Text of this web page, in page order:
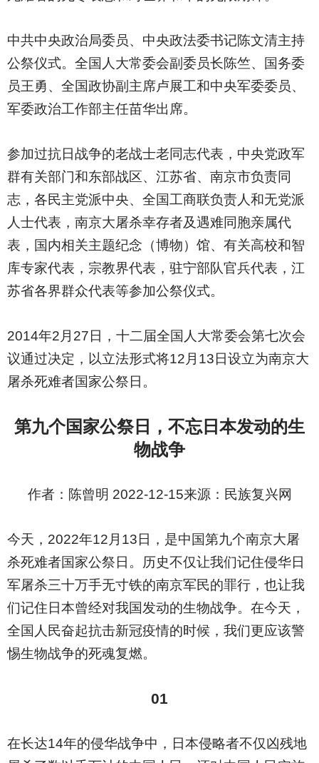
中共中央政治局委员、中央政法委书记陈文清主持
公祭仪式。全国人大常委会副委员长陈竺、国务委
员王勇、全国政协副主席卢展工和中央军委委员、
军委政治工作部主任苗华出席。
参加过抗日战争的老战士老同志代表，中央党政军
群有关部门和东部战区、江苏省、南京市负责同
志，各民主党派中央、全国工商联负责人和无党派
人士代表，南京大屠杀幸存者及遇难同胞亲属代
表，国内相关主题纪念（博物）馆、有关高校和智
库专家代表，宗教界代表，驻宁部队官兵代表，江
苏省各界群众代表等参加公祭仪式。
2014年2月27日，十二届全国人大常委会第七次会
议通过决定，以立法形式将12月13日设立为南京大
屠杀死难者国家公祭日。
第九个国家公祭日，不忘日本发动的生
物战争
作者：陈曾明 2022-12-15来源：民族复兴网
今天，2022年12月13日，是中国第九个南京大屠
杀死难者国家公祭日。历史不仅让我们记住侵华日
军屠杀三十万手无寸铁的南京军民的罪行，也让我
们记住日本曾经对我国发动的生物战争。在今天，
全国人民奋起抗击新冠疫情的时候，我们更应该警
惕生物战争的死魂复燃。
01
在长达14年的侵华战争中，日本侵略者不仅凶残地